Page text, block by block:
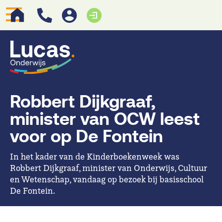
Robbert Dijkgraaf,
minister van OCW leest
voor op De Fontein
In het kader van de Kinderboekenweek was
Robbert Dijkgraaf, minister van Onderwijs, Cultuur
en Wetenschap, vandaag op bezoek bij basisschool
De Fontein.